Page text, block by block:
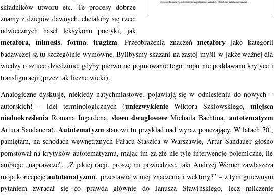
składników utworu etc. Te procesy dobrze
znamy z dziejów dawnych, chciałoby się rzec:
odwiecznych haseł leksykonu poetyki, jak
metafora, mimesis, forma, tragizm. Przeobrażenia znaczeń metaforyjako kategorii
badawczej są tu szczególnie wymowne. Bylibyśmy skazani na zastój myśli w jakże ważnej dla
wiedzy o sztuce dziedzinie, gdyby pierwotne pojmowanie tego tropu nie poddawano krytyce i
transfiguracji (przez tak liczne wieki).
Analogiczne dyskusje, niekiedy natychmiastowe, pojawiają się w odniesieniu do nowych –
autorskich! – idei terminologicznych (uniezwyklenieWiktora Szkłowskiego, miejsca
niedookreśleniaRomana Ingardena, słowo dwugłosowe Michaiła Bachtina, autotematyzm
Artura Sandauera). Autotematyzmstanowi tu przykład nad wyraz pouczający. W latach 70.,
pamiętam, na schodach wewnętrznych Pałacu Staszica w Warszawie, Artur Sandauer głośno
pomstował na krytyków autotematyzmu, mając im za złe nie tyle interwencje polemiczne, ile
ambicje „naprawcze”. „Z jakiej racji, proszę mi powiedzieć, taki Andrzej Werner zawłaszcza
moją koncepcjęautotematyzmu, przestawia w niej znaczenia i wektory?” – z tym gniewnym
pytaniem zwracał się co prawda głównie do Janusza Sławińskiego, lecz milczenie